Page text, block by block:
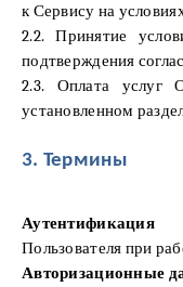
к Сервису на
2.2. Принятие
подтверждения
2.3. Оплата услуг
установленном
3. Термины
Аутентификация—
Пользователя при
Авторизационные